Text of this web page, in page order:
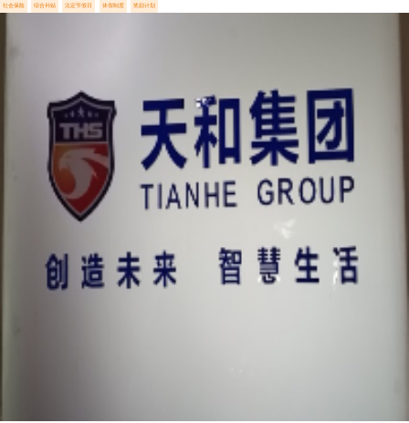
社会保险 综合补贴 法定节假日 休假制度 奖励计划